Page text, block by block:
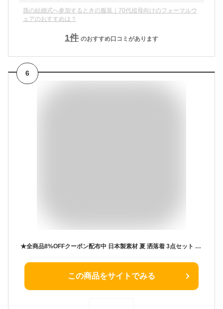
孫の結婚式へ参加するときの服装｜70代祖母向けのフォーマルウ
ェアのおすすめは？
1件 のおすすめ口コミがあります
6
★全商品8%OFFクーポン配布中 日本製素材 夏 洒落着 3点セット スーツ ミセス スーツ サマースーツ レディース フォーマル セレモニー ミセス スーツ 結婚式 披露宴 お呼ばれ 食事会 顔合わせ 七五三 お宮参り 訪問着 母親 服装 衣装 洋服 服 40代 50代 60代 70代 80代 祖母
この商品をサイトでみる